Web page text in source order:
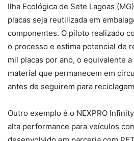
Ilha Ecológica de Sete Lagoas
placas seja reutilizada em
componentes. O piloto realizado
o processo e estima potencial de
mil placas por ano, o equivalente
material que permanecem em
antes de seguirem para
Outro exemplo é o NEXPRO
alta performance para veículos